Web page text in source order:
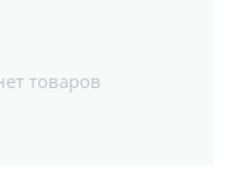
товаров